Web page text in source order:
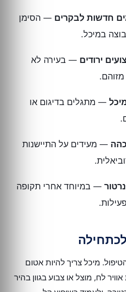
חדשות לבקרים — הסימן
במיכל.
ירודים — בעירה לא
— מתגלים בדיגום או
— מעידים על התיישנות
— במיוחד אחרי תקופה
מיכל צריך להיות אטום
לח, מוצל או צבוע בגוון בהיר